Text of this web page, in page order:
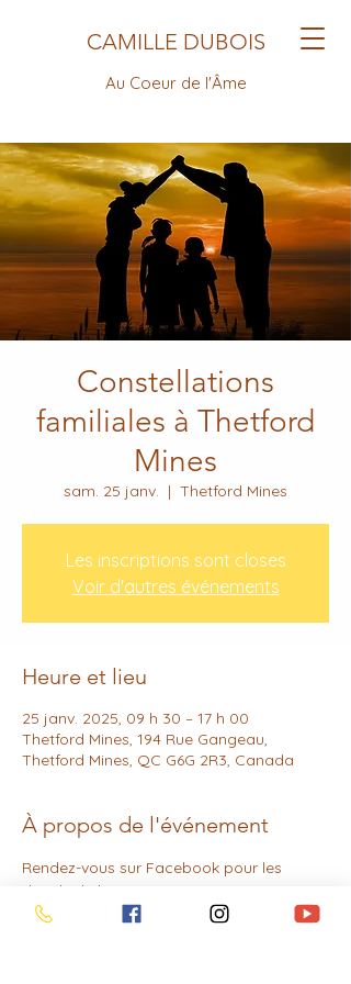
CAMILLE DUBOIS
Au Coeur de l'Âme
Constellations
familiales à Thetford
Mines
sam. 25 janv.
  |
Thetford Mines
Les inscriptions sont closes
Voir d'autres événements
Heure et lieu
25 janv. 2025, 09 h 30 – 17 h 00
Thetford Mines, 194 Rue Gangeau,
Thetford Mines, QC G6G 2R3, Canada
À propos de l'événement
Rendez-vous sur Facebook pour les
détails de l'évènement ou écrivez-moi en
privé! :)